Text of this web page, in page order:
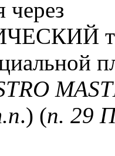
через
.) (п. 29